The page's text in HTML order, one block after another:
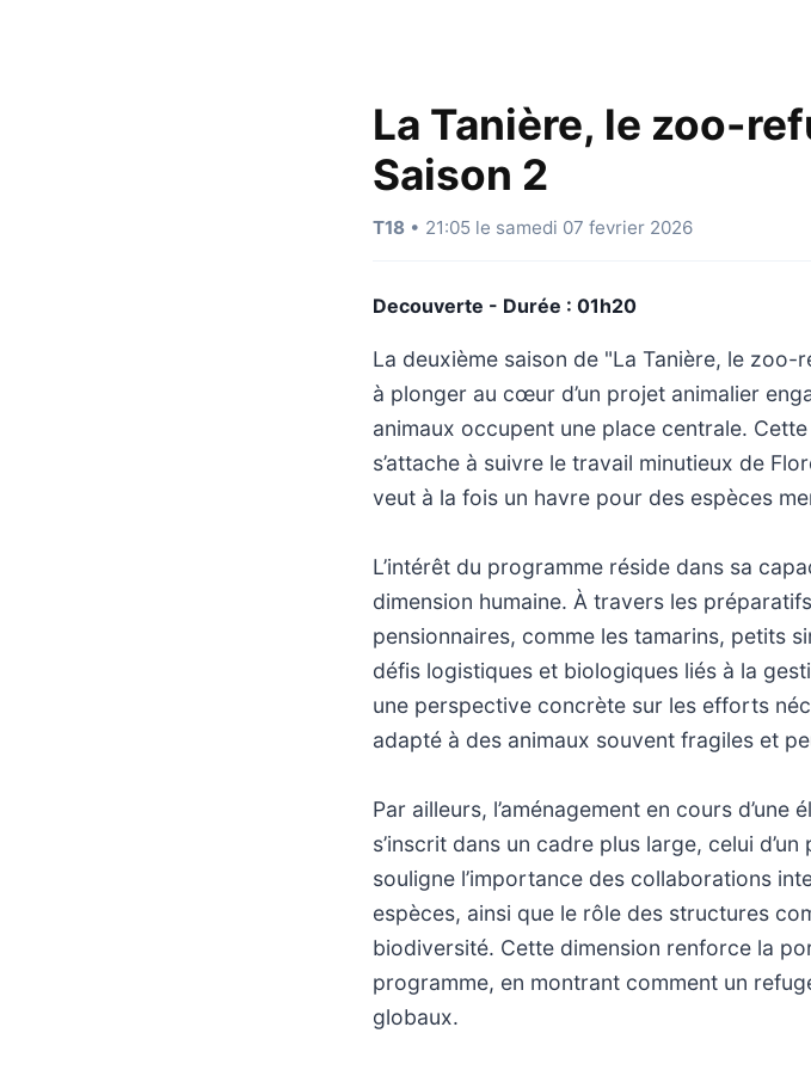
La Tanière, le zoo-
Saison 2
T18 • 21:05 le samedi 07 fevrier 2026
Decouverte - Durée : 01h20
La deuxième saison de "La Tanière, le
à plonger au cœur d’un projet animalier
animaux occupent une place centrale.
s’attache à suivre le travail minutieux de
veut à la fois un havre pour des espèces
L’intérêt du programme réside dans sa
dimension humaine. À travers les
pensionnaires, comme les tamarins, petits
défis logistiques et biologiques liés à la
une perspective concrète sur les efforts
adapté à des animaux souvent fragiles et
Par ailleurs, l’aménagement en cours d’une
s’inscrit dans un cadre plus large, celui
souligne l’importance des collaborations
espèces, ainsi que le rôle des structures
biodiversité. Cette dimension renforce la
programme, en montrant comment un
globaux.